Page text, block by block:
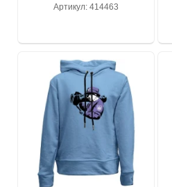
Артикул: 414463